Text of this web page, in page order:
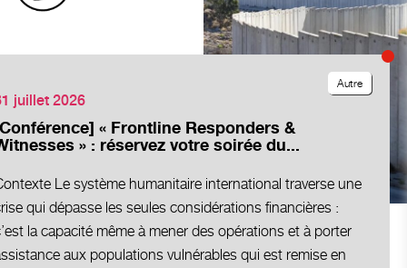
juillet 2026
« Frontline Responders &
» : réservez votre soirée du...
Autre
Le système humanitaire international traverse une
qui dépasse les seules considérations financières :
la capacité même à mener des opérations et à porter
aux populations vulnérables qui est remise en